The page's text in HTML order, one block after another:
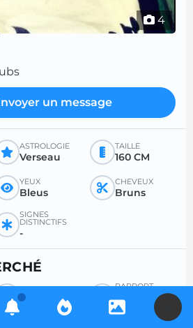
4
un message
ASTROLOGIE
Verseau
TAILLE
160 CM
YEUX
Bleus
CHEVEUX
Bruns
SIGNES
DISTINCTIFS
-
Entre 26 et 35
RAPPORT